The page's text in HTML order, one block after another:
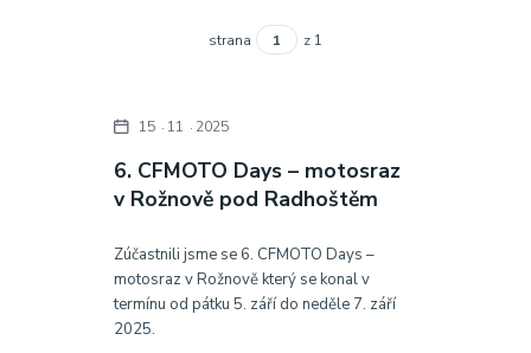
strana z 1
6. CFMOTO Days – motosraz
v Rožnově pod Radhoštěm
15 11 2025
Zúčastnili jsme se 6. CFMOTO Days –
motosraz v Rožnově který se konal v
termínu od pátku 5. září do neděle 7. září
2025.